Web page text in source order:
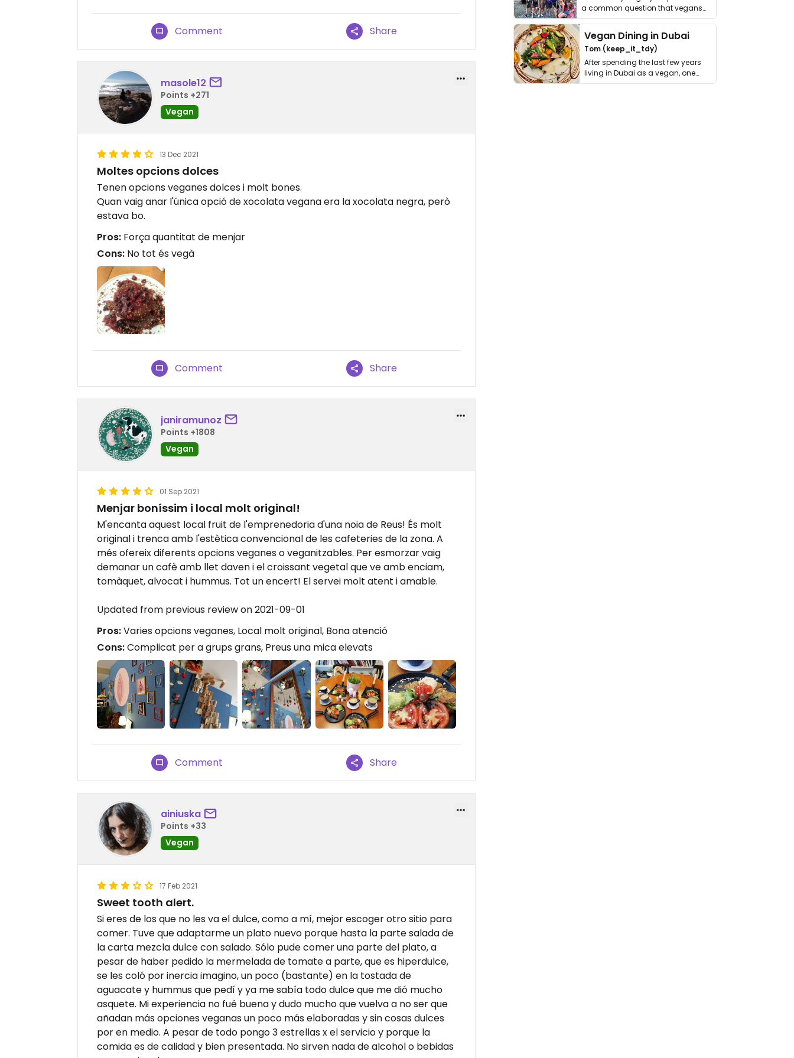
Comment Share
masole12
Points +271
Vegan
13 Dec 2021
Moltes opcions dolces
Tenen opcions veganes dolces i molt bones.
Quan vaig anar l'única opció de xocolata vegana era la xocolata negra, però
estava bo.
Pros: Força quantitat de menjar
Cons: No tot és vegà
Comment Share
janiramunoz
Points +1808
Vegan
01 Sep 2021
Menjar boníssim i local molt original!
M'encanta aquest local fruit de l'emprenedoria d'una noia de Reus! És molt
original i trenca amb l'estètica convencional de les cafeteries de la zona. A
més ofereix diferents opcions veganes o veganitzables. Per esmorzar vaig
demanar un cafè amb llet daven i el croissant vegetal que ve amb enciam,
tomàquet, alvocat i hummus. Tot un encert! El servei molt atent i amable.
Updated from previous review on 2021-09-01
Pros:Varies opcions veganes, Local molt original, Bona atenció
Cons:Complicat per a grups grans, Preus una mica elevats
Comment Share
ainiuska
Points +33
Vegan
17 Feb 2021
Sweet tooth alert.
Si eres de los que no les va el dulce, como a mí, mejor escoger otro sitio para
comer. Tuve que adaptarme un plato nuevo porque hasta la parte salada de
la carta mezcla dulce con salado. Sólo pude comer una parte del plato, a
pesar de haber pedido la mermelada de tomate a parte, que es hiperdulce,
se les coló por inercia imagino, un poco (bastante) en la tostada de
aguacate y hummus que pedí y ya me sabía todo dulce que me dió mucho
asquete. Mi experiencia no fué buena y dudo mucho que vuelva a no ser que
añadan más opciones veganas un poco más elaboradas y sin cosas dulces
por en medio. A pesar de todo pongo 3 estrellas x el servicio y porque la
comida es de calidad y bien presentada. No sirven nada de alcohol o bebidas
a common question that vegans
get asked. …
Vegan Dining in Dubai
Tom (keep_it_tdy)
After spending the last few years
living in Dubai as a vegan, one
thing has …